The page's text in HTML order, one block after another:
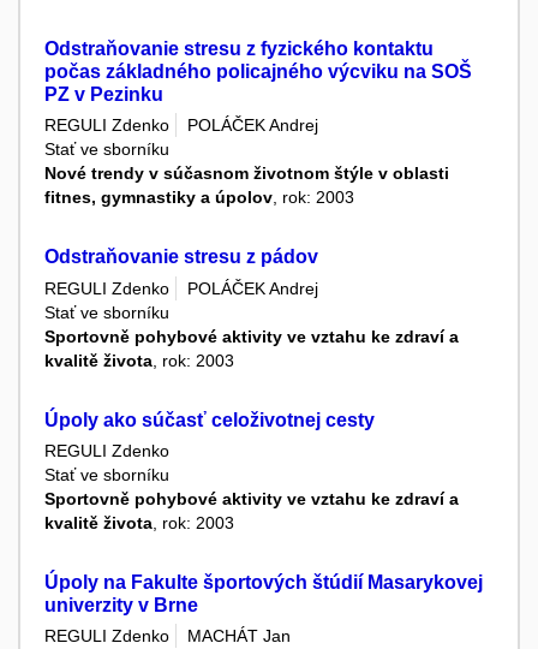
Odstraňovanie stresu z fyzického kontaktu
počas základného policajného výcviku na SOŠ
PZ v Pezinku
REGULI Zdenko
POLÁČEK Andrej
Stať ve sborníku
Nové trendy v súčasnom životnom štýle v oblasti
fitnes, gymnastiky a úpolov, rok: 2003
Odstraňovanie stresu z pádov
REGULI Zdenko
POLÁČEK Andrej
Stať ve sborníku
Sportovně pohybové aktivity ve vztahu ke zdraví a
kvalitě života , rok: 2003
Úpoly ako súčasť celoživotnej cesty
REGULI Zdenko
Stať ve sborníku
Sportovně pohybové aktivity ve vztahu ke zdraví a
kvalitě života , rok: 2003
Úpoly na Fakulte športových štúdií Masarykovej
univerzity v Brne
REGULI Zdenko
MACHÁT Jan